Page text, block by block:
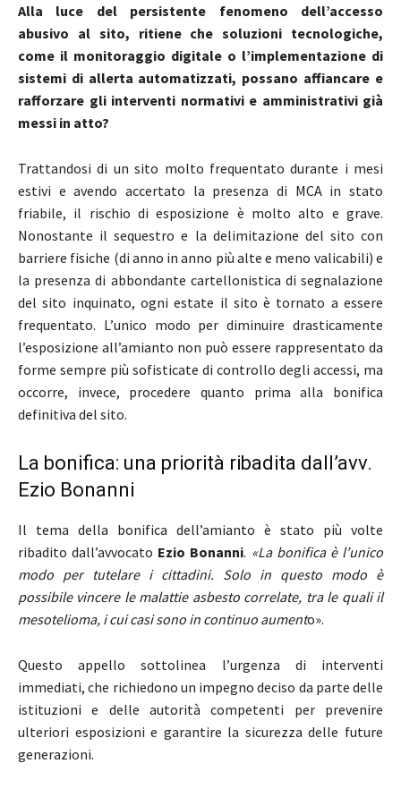
Alla luce del persistente fenomeno dell’accesso
abusivo al sito, ritiene che soluzioni tecnologiche,
come il monitoraggio digitale o l’implementazione di
sistemi di allerta automatizzati, possano affiancare e
rafforzare gli interventi normativi e amministrativi già
messi in atto?
Trattandosi di un sito molto frequentato durante i mesi
estivi e avendo accertato la presenza di MCA in stato
friabile, il rischio di esposizione è molto alto e grave.
Nonostante il sequestro e la delimitazione del sito con
barriere fisiche (di anno in anno più alte e meno valicabili) e
la presenza di abbondante cartellonistica di segnalazione
del sito inquinato, ogni estate il sito è tornato a essere
frequentato. L’unico modo per diminuire drasticamente
l’esposizione all’amianto non può essere rappresentato da
forme sempre più sofisticate di controllo degli accessi, ma
occorre, invece, procedere quanto prima alla bonifica
definitiva del sito.
La bonifica: una priorità ribadita dall’avv.
Ezio Bonanni
Il tema della bonifica dell’amianto è stato più volte
ribadito dall’avvocato Ezio Bonanni. «La bonifica è l’unico
modo per tutelare i cittadini. Solo in questo modo è
possibile vincere le malattie asbesto correlate, tra le quali il
mesotelioma, i cui casi sono in continuo aumento».
Questo appello sottolinea l’urgenza di interventi
immediati, che richiedono un impegno deciso da parte delle
istituzioni e delle autorità competenti per prevenire
ulteriori esposizioni e garantire la sicurezza delle future
generazioni.